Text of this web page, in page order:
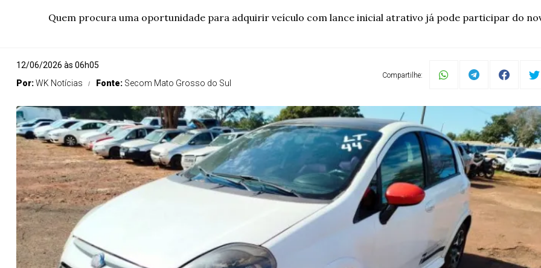
Quem procura uma oportunidade para adquirir veículo com lance inicial atrativo já pode participar do
12/06/2026 às 06h05
Por:WK Notícias Fonte: Secom Mato Grosso do Sul
Compartilhe: